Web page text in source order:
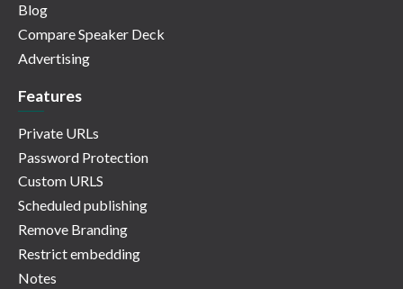
Blog
Compare Speaker Deck
Advertising
Features
Private URLs
Password Protection
Custom URLS
Scheduled publishing
Remove Branding
Restrict embedding
Notes